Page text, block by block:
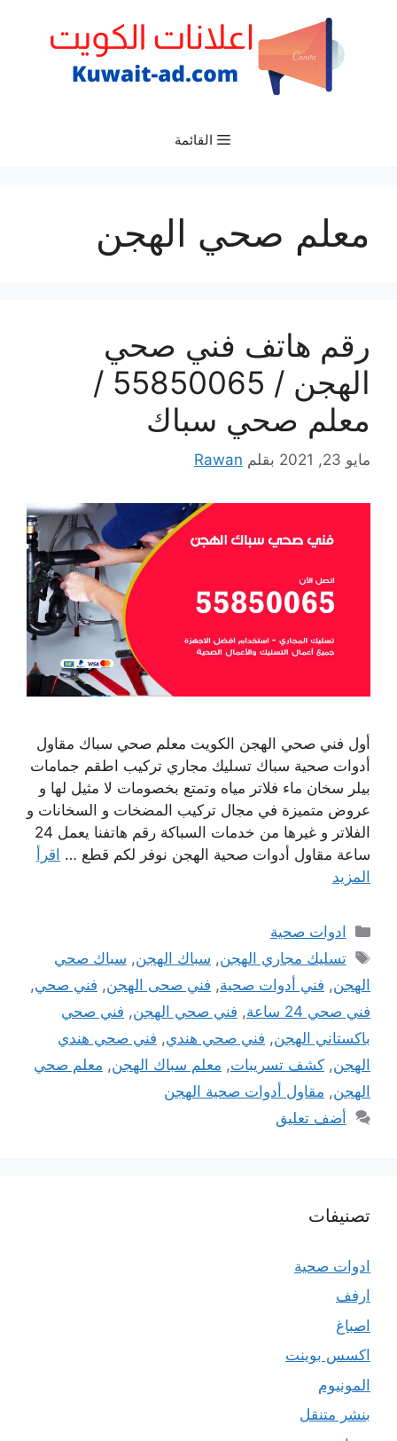
القائمة
معلم صحي الهجن
رقم هاتف فني صحي
الهجن / 55850065 /
معلم صحي سباك
مايو 23, 2021 بقلم Rawan
أول فني صحي الهجن الكويت معلم صحي سباك مقاول
أدوات صحية سباك تسليك مجاري تركيب اطقم جمامات
بيلر سخان ماء فلاتر مياه وتمتع بخصومات لا مثيل لها و
عروض متميزة في مجال تركيب المضخات و السخانات و
الفلاتر و غيرها من خدمات السباكة رقم هاتفنا يعمل 24
ساعة مقاول أدوات صحية الهجن نوفر لكم قطع … اقرأ
المزيد
التصنيفات
ادوات صحية
الوسوم
تسليك مجاري الهجن, سباك الهجن, سباك صحي
الهجن, فني أدوات صحية, فني صحى الهجن, فني صحي,
فني صحي 24 ساعة
, فني صحي الهجن, فني صحي
باكستاني الهجن, فني صحي هندي, فني صحي هندي
الهجن, كشف تسريبات, معلم سباك الهجن, معلم صحي
الهجن, مقاول أدوات صحية الهجن
أضف تعليق
تصنيفات
ادوات صحية
ارفف
اصباغ
اكسس بوينت
المونيوم
بنشر متنقل